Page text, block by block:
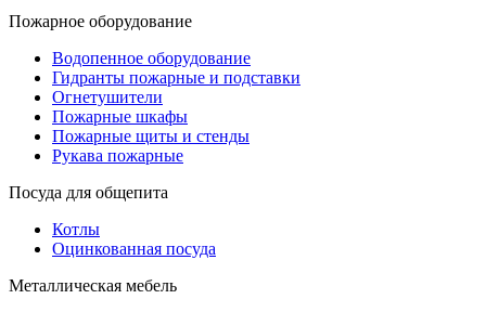
Пожарное оборудование
Водопенное оборудование
Гидранты пожарные и подставки
Огнетушители
Пожарные шкафы
Пожарные щиты и стенды
Рукава пожарные
Посуда для общепита
Котлы
Оцинкованная посуда
Металлическая мебель